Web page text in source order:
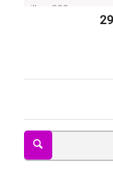
Tavan